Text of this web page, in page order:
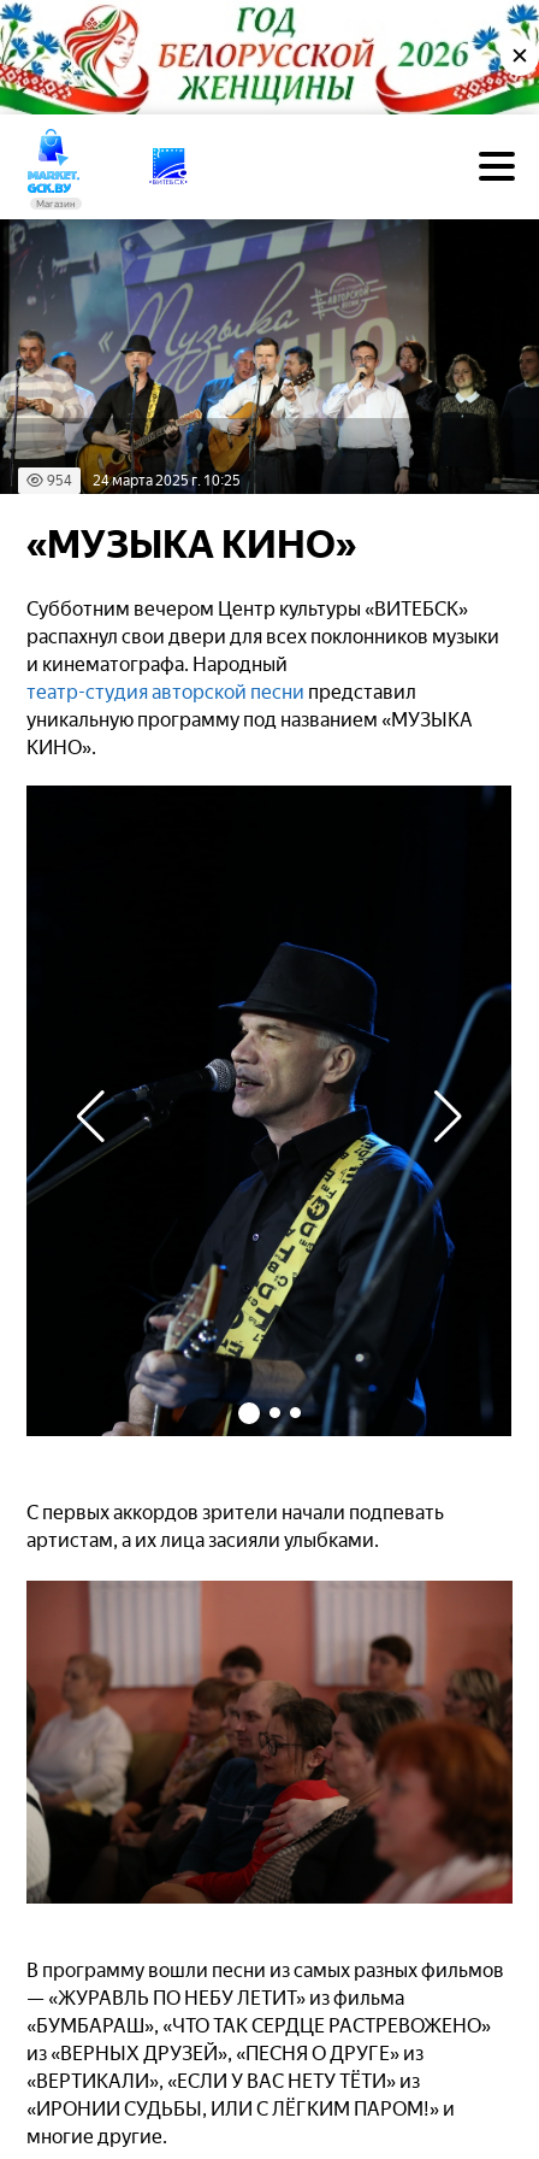
✕
Магазин
954 24 марта 2025 г. 10:25
«МУЗЫКА КИНО»
Субботним вечером Центр культуры «ВИТЕБСК»
распахнул свои двери для всех поклонников музыки
и кинематографа. Народный
театр-студия авторской песни представил
уникальную программу под названием «МУЗЫКА
КИНО».
С первых аккордов зрители начали подпевать
артистам, а их лица засияли улыбками.
В программу вошли песни из самых разных фильмов
— «ЖУРАВЛЬ ПО НЕБУ ЛЕТИТ» из фильма
«БУМБАРАШ», «ЧТО ТАК СЕРДЦЕ РАСТРЕВОЖЕНО»
из «ВЕРНЫХ ДРУЗЕЙ», «ПЕСНЯ О ДРУГЕ» из
«ВЕРТИКАЛИ», «ЕСЛИ У ВАС НЕТУ ТЁТИ» из
«ИРОНИИ СУДЬБЫ, ИЛИ С ЛЁГКИМ ПАРОМ!» и
многие другие.